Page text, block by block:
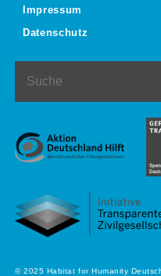
© 2025 Habitat for Humanity
Impressum
Datenschutz